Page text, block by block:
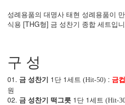
성례용품의 대명사 태현 성례용품이
식용 [THG형] 금 성찬기 종합 세트입
구 성
01. 금 성찬기 1단 1세트 (Hit-50) : 금
원
02. 금 성찬기 떡그릇 1단 1세트 (Hit-